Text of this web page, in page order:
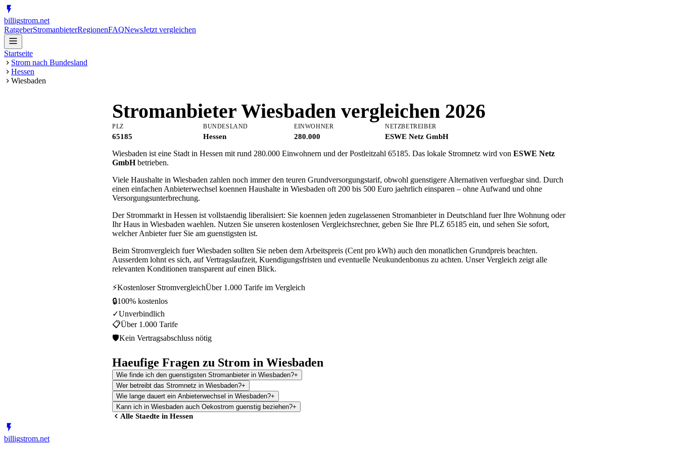
billigstrom.net
RatgeberStromanbieterRegionenFAQNewsJetzt vergleichen
Startseite
Strom nach Bundesland
Hessen
Wiesbaden
Stromanbieter Wiesbaden vergleichen 2026
PLZ
65185
BUNDESLAND
Hessen
EINWOHNER
280.000
NETZBETREIBER
ESWE Netz GmbH
Wiesbaden ist eine Stadt in Hessen mit rund 280.000 Einwohnern und der Postleitzahl 65185. Das lokale Stromnetz wird von ESWE Netz
GmbHbetrieben.
Viele Haushalte in Wiesbaden zahlen noch immer den teuren Grundversorgungstarif, obwohl guenstigere Alternativen verfuegbar sind. Durch
einen einfachen Anbieterwechsel koennen Haushalte in Wiesbaden oft 200 bis 500 Euro jaehrlich einsparen – ohne Aufwand und ohne
Versorgungsunterbrechung.
Der Strommarkt in Hessen ist vollstaendig liberalisiert: Sie koennen jeden zugelassenen Stromanbieter in Deutschland fuer Ihre Wohnung oder
Ihr Haus in Wiesbaden waehlen. Nutzen Sie unseren kostenlosen Vergleichsrechner, geben Sie Ihre PLZ 65185 ein, und sehen Sie sofort,
welcher Anbieter fuer Sie am guenstigsten ist.
Beim Stromvergleich fuer Wiesbaden sollten Sie neben dem Arbeitspreis (Cent pro kWh) auch den monatlichen Grundpreis beachten.
Ausserdem lohnt es sich, auf Vertragslaufzeit, Kuendigungsfristen und eventuelle Neukundenbonus zu achten. Unser Vergleich zeigt alle
relevanten Konditionen transparent auf einen Blick.
⚡Kostenloser StromvergleichÜber 1.000 Tarife im Vergleich
🔒100% kostenlos
✓Unverbindlich
📋Über 1.000 Tarife
🛡Kein Vertragsabschluss nötig
Haeufige Fragen zu Strom in Wiesbaden
Wie finde ich den guenstigsten Stromanbieter in Wiesbaden?+
Wer betreibt das Stromnetz in Wiesbaden?+
Wie lange dauert ein Anbieterwechsel in Wiesbaden?+
Kann ich in Wiesbaden auch Oekostrom guenstig beziehen?+
Alle Staedte in Hessen
billigstrom.net